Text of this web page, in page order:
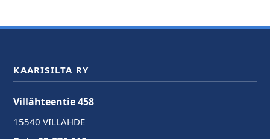
KAARISILTA RY
Villähteentie 458
15540 VILLÄHDE